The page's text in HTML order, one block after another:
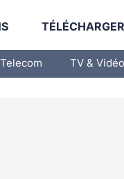
TV & Vidéo